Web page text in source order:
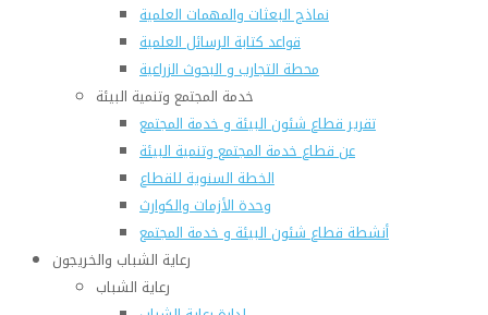
نماذج البعثات والمهمات العلمية
قواعد كتابة الرسائل العلمية
محطة التجارب و البحوث الزراعية
خدمة المجتمع وتنمية البيئة
تقرير قطاع شئون البيئة و خدمة المجتمع
عن قطاع خدمة المجتمع وتنمية البيئة
الخطة السنوية للقطاع
وحدة الأزمات والكوارث
أنشطة قطاع شئون البيئة و خدمة المجتمع
رعاية الشباب والخريجون
رعاية الشباب